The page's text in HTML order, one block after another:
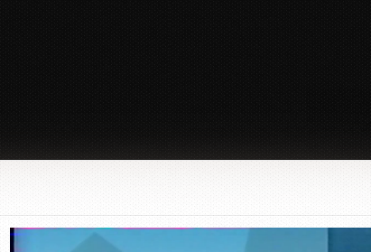
Заставка программы